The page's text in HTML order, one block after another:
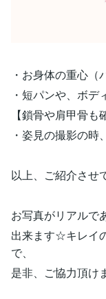
・お身体の重心（
・短パンや、ボ
【鎖骨や肩甲骨も
・姿見の撮影の
以上、ご紹介させ
お写真がリアルで
出来ます☆キレイ
で、
是非、ご協力頂け